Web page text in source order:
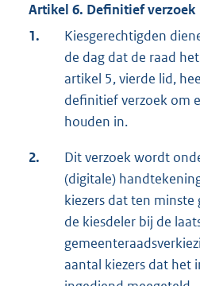
Artikel 6. Definitief verzoek
1.
Kiesgerechtigden
de dag dat de raad
artikel 5, vierde lid,
definitief verzoek om
houden in.
2.
Dit verzoek wordt
(digitale)
kiezers dat ten minste
de kiesdeler bij de
aantal kiezers dat het